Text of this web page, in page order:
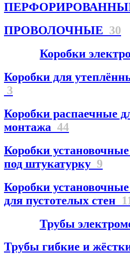
ПРОВОЛОЧНЫЕ 30
Коробки
Коробки для
3
Коробки распаечные
монтажа 44
Коробки
под штукатурку 9
Коробки
для пустотелых стен
Трубы
Трубы гибкие и